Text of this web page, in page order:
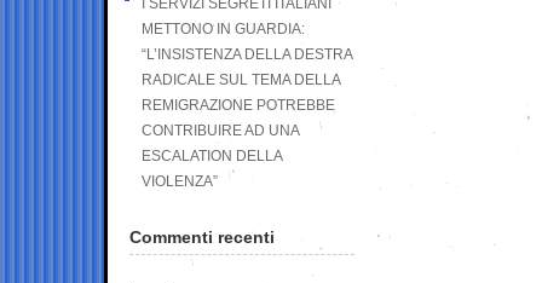
I SERVIZI SEGRETI ITALIANI
METTONO IN GUARDIA:
“L’INSISTENZA DELLA DESTRA
RADICALE SUL TEMA DELLA
REMIGRAZIONE POTREBBE
CONTRIBUIRE AD UNA
ESCALATION DELLA
VIOLENZA”
Commenti recenti